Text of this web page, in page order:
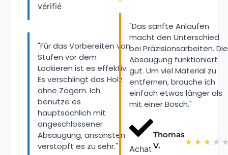
vérifié
"Für das Vorbereiten von
Stufen vor dem
Lackieren ist es effektiv.
Es verschlingt das Holz
ohne Zögern. Ich
benutze es
hauptsächlich mit
angeschlossener
Absaugung, ansonsten
verstopft es zu sehr."
"Das sanfte Anlaufen
macht den Unterschied
bei Präzisionsarbeiten. Die
Absaugung funktioniert
gut. Um viel Material zu
entfernen, brauche ich
einfach etwas länger als
mit einer Bosch."
Achat
Thomas
V.
★ ★ ★ ★